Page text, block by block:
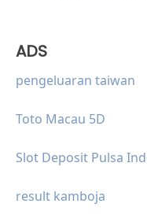
ADS
pengeluaran taiwan
Toto Macau 5D
Slot Deposit Pulsa
result kamboja